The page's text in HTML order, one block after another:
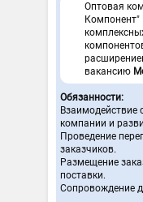
Оптовая
Компонент"
вакансию
Обязанности:
компании и
Проведение
заказчиков.
Размещение
поставки.
Сопровождение